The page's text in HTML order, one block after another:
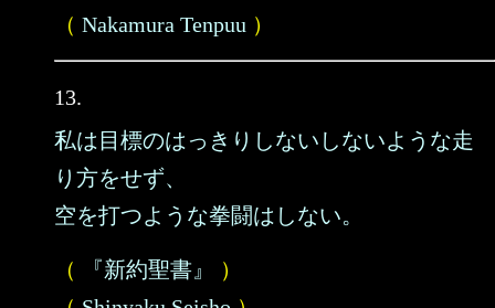
（ Nakamura Tenpuu ）
13.
私は目標のはっきりしないしないような走
り方をせず、
空を打つような拳闘はしない。
（ 『新約聖書』
）